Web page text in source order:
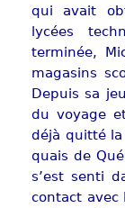
qui avait
lycées
terminée,
magasins
Depuis sa
du voyage
déjà quitté
quais de
s’est senti
contact avec